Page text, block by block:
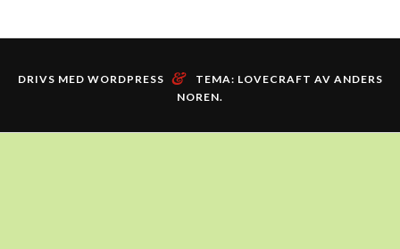
DRIVS MED WORDPRESS & TEMA: LOVECRAFT AV ANDERS
NOREN.